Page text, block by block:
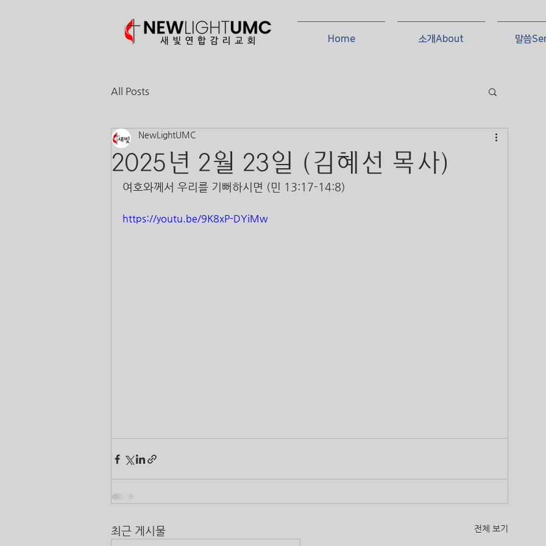
Home 소개About 말씀
All Posts
2025년 2월 23일 (김혜선 목사)
NewLightUMC
여호와께서 우리를 기뻐하시면 (민 13:17-14:8)
https://youtu.be/9K8xP-DYiMw
최근 게시물 전체 보기